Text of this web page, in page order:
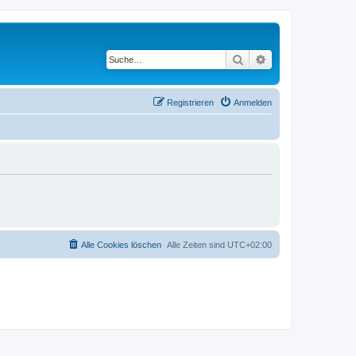
Suche
Anmelden
Registrieren
Alle Zeiten sind UTC+02:00
Alle Cookies löschen